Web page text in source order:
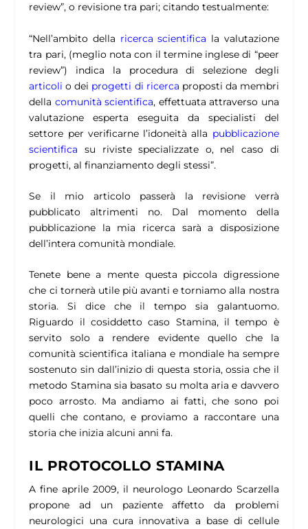
review”, o revisione tra pari; citando testualmente:
“Nell’ambito della ricerca scientifica la valutazione
tra pari, (meglio nota con il termine inglese di “peer
review”) indica la procedura di selezione degli
articoli o dei progetti di ricerca proposti da membri
della comunità scientifica, effettuata attraverso una
valutazione esperta eseguita da specialisti del
settore per verificarne l’idoneità alla pubblicazione
scientifica su riviste specializzate o, nel caso di
progetti, al finanziamento degli stessi”.
Se il mio articolo passerà la revisione verrà
pubblicato altrimenti no. Dal momento della
pubblicazione la mia ricerca sarà a disposizione
dell’intera comunità mondiale.
Tenete bene a mente questa piccola digressione
che ci tornerà utile più avanti e torniamo alla nostra
storia. Si dice che il tempo sia galantuomo.
Riguardo il cosiddetto caso Stamina, il tempo è
servito solo a rendere evidente quello che la
comunità scientifica italiana e mondiale ha sempre
sostenuto sin dall’inizio di questa storia, ossia che il
metodo Stamina sia basato su molta aria e davvero
poco arrosto. Ma andiamo ai fatti, che sono poi
quelli che contano, e proviamo a raccontare una
storia che inizia alcuni anni fa.
IL PROTOCOLLO STAMINA
A fine aprile 2009, il neurologo Leonardo Scarzella
propone ad un paziente affetto da problemi
neurologici una cura innovativa a base di cellule